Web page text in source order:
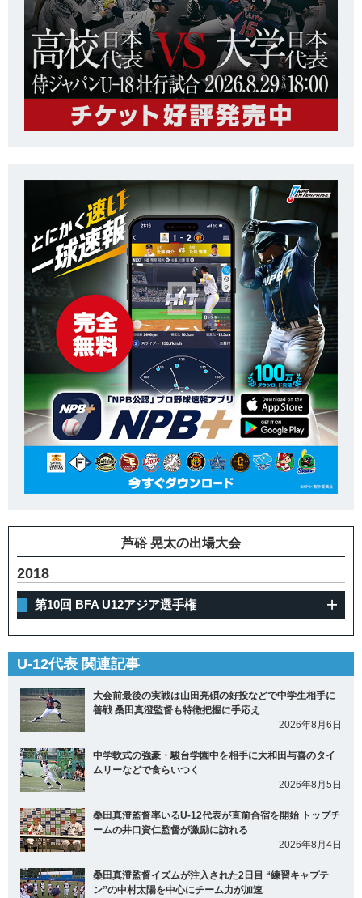
芦硲 晃太の出場大会
2018
第10回 BFA U12アジア選手権
U-12代表 関連記事
大会前最後の実戦は山田亮碩の好投などで中学生相手に
善戦 桑田真澄監督も特徴把握に手応え
2026年8月6日
中学軟式の強豪・駿台学園中を相手に大和田与喜のタイ
ムリーなどで食らいつく
2026年8月5日
桑田真澄監督率いるU-12代表が直前合宿を開始 トップチ
ームの井口資仁監督が激励に訪れる
2026年8月4日
桑田真澄監督イズムが注入された2日目 “練習キャプテ
ン”の中村太陽を中心にチーム力が加速